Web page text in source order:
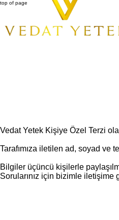
top of page
Vedat Yetek Kişiye Özel Terzi
Tarafımıza iletilen ad, soyad ve
Bilgiler üçüncü kişilerle
Sorularınız için bizimle iletişime